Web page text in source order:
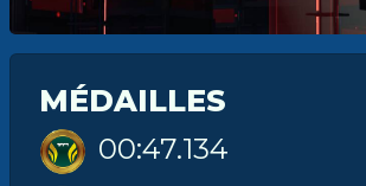
MÉDAILLES
00:47.134